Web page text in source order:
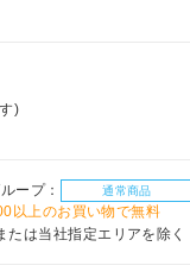
)
ープ： 通常商品
以上のお買い物で無料
は当社指定エリアを除く